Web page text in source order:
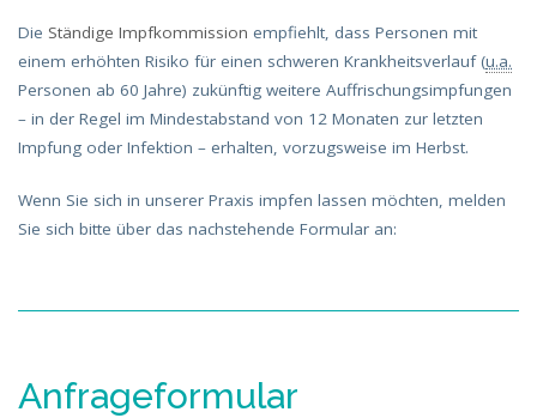
Die Ständige Impfkommission empfiehlt, dass Personen mit
einem erhöhten Risiko für einen schweren Krankheitsverlauf (u.a.
Personen ab 60 Jahre) zukünftig weitere Auffrischungsimpfungen
– in der Regel im Mindestabstand von 12 Monaten zur letzten
Impfung oder Infektion – erhalten, vorzugsweise im Herbst.
Wenn Sie sich in unserer Praxis impfen lassen möchten, melden
Sie sich bitte über das nachstehende Formular an:
Anfrageformular